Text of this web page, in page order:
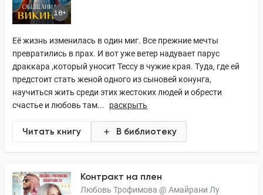
18+
Её жизнь изменилась в один миг. Все прежние мечты
превратились в прах. И вот уже ветер надувает парус
драккара ,который уносит Тессу в чужие края. Туда, где ей
предстоит стать женой одного из сыновей конунга,
научиться жить среди этих жестоких людей и обрести
счастье и любовь там...
раскрыть
Читать книгу В библиотеку
Контракт на плен
Любовь Трофимова @ Амайрани Лу